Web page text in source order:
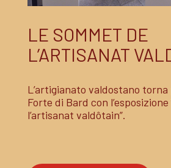
LE SOMMET DE
L’ARTISANAT
L’artigianato valdostano
Forte di Bard con
l’artisanat valdôtain”.